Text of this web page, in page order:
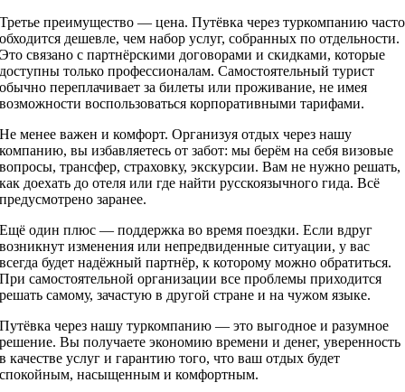
Третье преимущество — цена. Путёвка через туркомпанию часто
обходится дешевле, чем набор услуг, собранных по отдельности.
Это связано с партнёрскими договорами и скидками, которые
доступны только профессионалам. Самостоятельный турист
обычно переплачивает за билеты или проживание, не имея
возможности воспользоваться корпоративными тарифами.
Не менее важен и комфорт. Организуя отдых через нашу
компанию, вы избавляетесь от забот: мы берём на себя визовые
вопросы, трансфер, страховку, экскурсии. Вам не нужно решать,
как доехать до отеля или где найти русскоязычного гида. Всё
предусмотрено заранее.
Ещё один плюс — поддержка во время поездки. Если вдруг
возникнут изменения или непредвиденные ситуации, у вас
всегда будет надёжный партнёр, к которому можно обратиться.
При самостоятельной организации все проблемы приходится
решать самому, зачастую в другой стране и на чужом языке.
Путёвка через нашу туркомпанию — это выгодное и разумное
решение. Вы получаете экономию времени и денег, уверенность
в качестве услуг и гарантию того, что ваш отдых будет
спокойным, насыщенным и комфортным.